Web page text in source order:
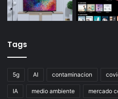
Tags
5g AI contaminacion
IA medio ambiente mercado